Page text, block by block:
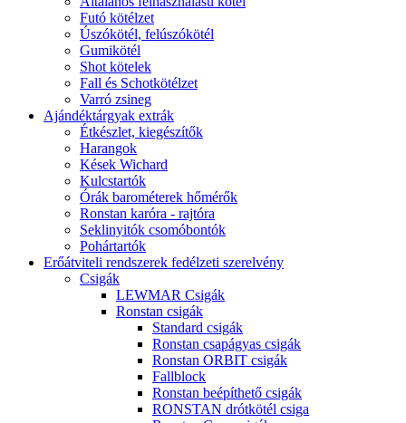
Futó kötélzet
Úszókötél, felúszókötél
Gumikötél
Shot kötelek
Fall és Schotkötélzet
Varró zsineg
Ajándéktárgyak extrák
Étkészlet, kiegészítők
Harangok
Kések Wichard
Kulcstartók
Órák barométerek hőmérők
Ronstan karóra - rajtóra
Seklinyitók csomóbontók
Pohártartók
Erőátviteli rendszerek fedélzeti szerelvény
Csigák
LEWMAR Csigák
Ronstan csigák
Standard csigák
Ronstan csapágyas csigák
Ronstan ORBIT csigák
Fallblock
Ronstan beépíthető csigák
RONSTAN drótkötél csiga